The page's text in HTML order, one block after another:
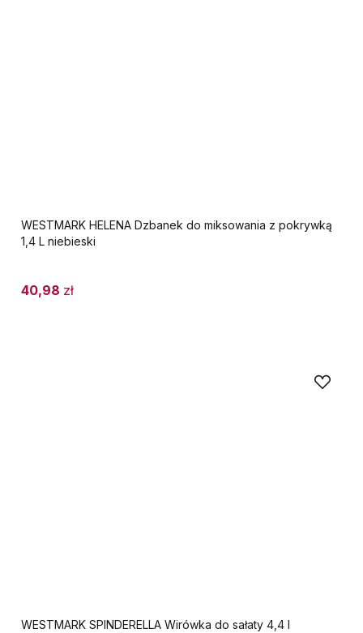
WESTMARK HELENA Dzbanek do miksowania z pokrywką
1,4 L niebieski
40,98 zł
WESTMARK SPINDERELLA Wirówka do sałaty 4,4 l